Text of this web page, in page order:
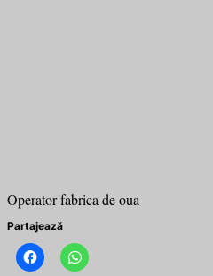
Operator fabrica de oua
Partajează